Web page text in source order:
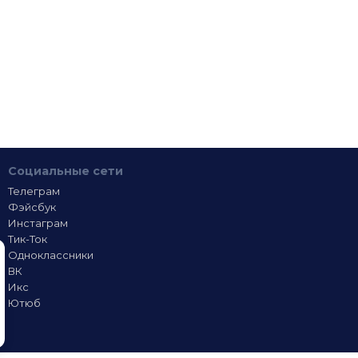
Социальные сети
Телеграм
Фэйсбук
Инстаграм
Тик-Ток
Одноклассники
ВК
Икс
Ютюб